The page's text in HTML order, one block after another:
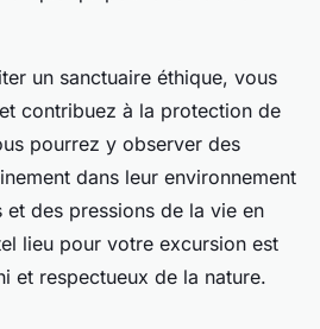
un sanctuaire éthique, vous
contribuez à la protection de
pourrez y observer des
dans leur environnement
et des pressions de la vie en
lieu pour votre excursion est
et respectueux de la nature.